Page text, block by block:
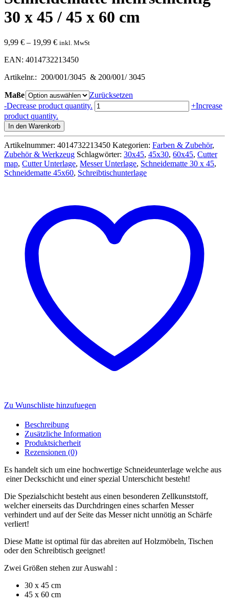
30 x 45 / 45 x 60 cm
9,99 € – 19,99 € inkl. MwSt
EAN: 4014732213450
Artikelnr.: 200/001/3045 & 200/001/ 3045
Maße
Zurücksetzen
-Decrease product quantity. Schneidematte
mehrschichtig
45
/
45
x
60
+Increase
product quantity.
In den Warenkorb
Artikelnummer: 4014732213450 Kategorien: Farben & Zubehör,
Zubehör & Werkzeug Schlagwörter: 30x45, 45x30, 60x45, Cutter
map, Cutter Unterlage, Messer Unterlage, Schneidematte 30 x 45,
Schneidematte 45x60, Schreibtischunterlage
Zu Wunschliste hinzufuegen
Beschreibung
Zusätzliche Information
Produktsicherheit
Rezensionen (0)
Es handelt sich um eine hochwertige Schneideunterlage welche aus
einer Deckschicht und einer spezial Unterschicht besteht!
Die Spezialschicht besteht aus einen besonderen Zellkunststoff,
welcher einerseits das Durchdringen eines scharfen Messer
verhindert und auf der Seite das Messer nicht unnötig an Schärfe
verliert!
Diese Matte ist optimal für das abreiten auf Holzmöbeln, Tischen
oder den Schreibtisch geeignet!
Zwei Größen stehen zur Auswahl :
30 x 45 cm
45 x 60 cm